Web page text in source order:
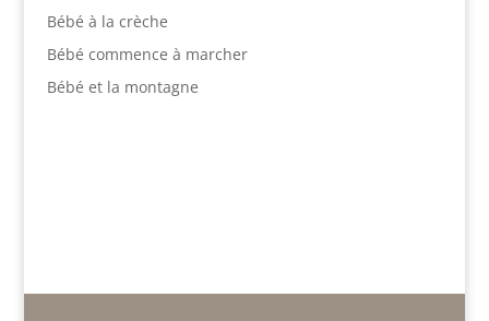
Bébé à la crèche
Bébé commence à marcher
Bébé et la montagne